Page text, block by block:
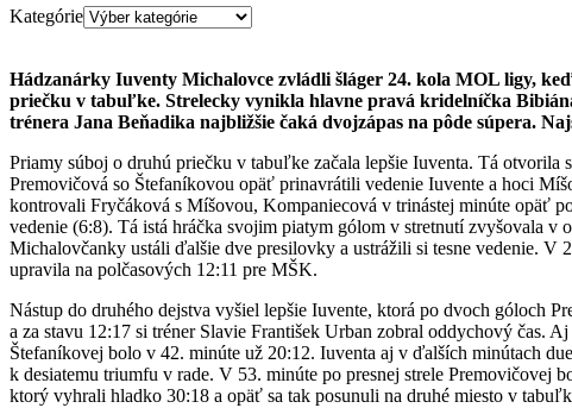
Kategórie
Hádzanárky Iuventy Michalovce zvládli šláger 24. kola MOL ligy,
priečku v tabuľke. Strelecky vynikla hlavne pravá kridelníčka
trénera Jana Beňadika najbližšie čaká dvojzápas na pôde súpera.
Priamy súboj o druhú priečku v tabuľke začala lepšie Iuventa. Tá
Premovičová so Štefaníkovou opäť prinavrátili vedenie Iuvente a hoci
kontrovali Fryčáková s Míšovou, Kompaniecová v trinástej minúte opäť
vedenie (6:8). Tá istá hráčka svojim piatym gólom v stretnutí zvyšovala
Michalovčanky ustáli ďalšie dve presilovky a ustrážili si tesne vedenie. V
upravila na polčasových 12:11 pre MŠK.
Nástup do druhého dejstva vyšiel lepšie Iuvente, ktorá po dvoch góloch
a za stavu 12:17 si tréner Slavie František Urban zobral oddychový čas.
Štefaníkovej bolo v 42. minúte už 20:12. Iuventa aj v ďalších minútach
k desiatemu triumfu v rade. V 53. minúte po presnej strele
ktorý vyhrali hladko 30:18 a opäť sa tak posunuli na druhé miesto v